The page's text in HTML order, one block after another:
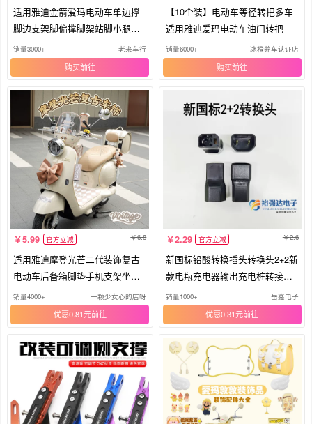
适用雅迪金箭爱玛电动车单边撑
脚边支架脚偏撑脚架站脚小腿塑
料套
销量3000+ 老来车行
购买
【10个装】电动车等径转把多车
适用雅迪爱玛电动车油门转把
销量6000+ 冰橙养车认证店
购买
5.99 官方立减 6.8
适用雅迪摩登光芒二代装饰复古
电动车后备箱脚垫手机支架坐垫
套包
销量4000+ 一颗少女心的店呀
优惠0.81元
2.29 官方立减 2.6
新国标铅酸转换插头转换头2+2新
款电瓶充电器输出充电桩转接头
口
销量1000+ 岳鑫电子
优惠0.31元